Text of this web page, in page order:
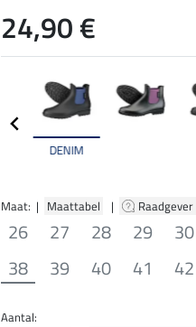
DENIM
Maat: | Maattabel | Raadgever
26 27 28 29
30
38
39 40 41 42
24,90 €
Aantal: